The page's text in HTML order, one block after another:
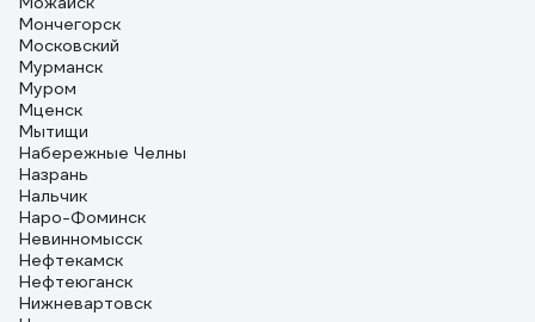
Мончегорск
Московский
Мурманск
Муром
Мценск
Мытищи
Набережные Челны
Назрань
Нальчик
Наро-Фоминск
Невинномысск
Нефтекамск
Нефтеюганск
Нижневартовск